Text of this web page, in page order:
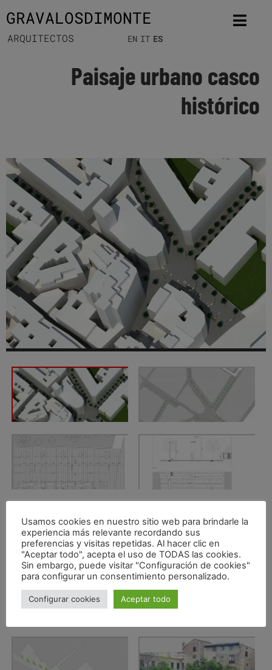
GRAVALOSDIMONTE
ARQUITECTOS EN IT ES
Paisaje urbano casco
histórico
Usamos cookies en nuestro sitio web para brindarle la
experiencia más relevante recordando sus
preferencias y visitas repetidas. Al hacer clic en
"Aceptar todo", acepta el uso de TODAS las cookies.
Sin embargo, puede visitar "Configuración de cookies"
para configurar un consentimiento personalizado.
Configurar cookies Aceptar todo